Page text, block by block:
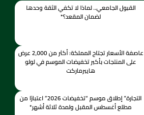
القبول الجامعي.. لماذا لا تكفي الثقة وحدها
لضمان المقعد؟*
عاصفة الأسعار تجتاح المملكة: أكثر من 2,000 عرض
على المنتجات بأكبر تخفيضات الموسم في لولو
هايبرماركت
التجارة” إطلاق موسم “تخفيضات 2026” اعتبارًا من
مطلع أغسطس المقبل ولمدة ثلاثة أشهر*